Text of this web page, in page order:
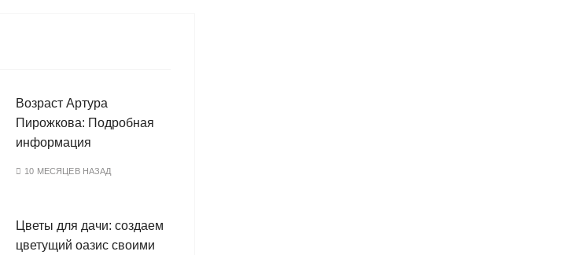
Возраст Артура
Пирожкова: Подробная
информация
10 МЕСЯЦЕВ НАЗАД
Цветы для дачи: создаем
цветущий оазис своими